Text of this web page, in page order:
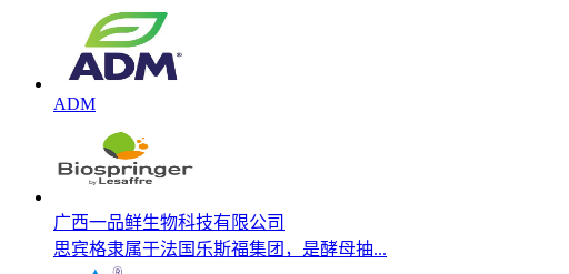
ADM
广西一品鲜生物科技有限公司
思宾格隶属于法国乐斯福集团，是酵母抽...